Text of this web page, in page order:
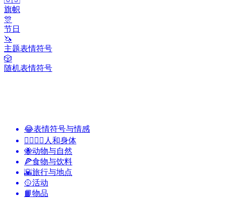
旗帜
🎊
节日
🦄
主题表情符号
🎲
随机表情符号
😂表情符号与情感
👩‍❤️‍💋‍👨 人和身体
🐝动物与自然
🍕食物与饮料
🌇旅行与地点
🥎活动
📙物品